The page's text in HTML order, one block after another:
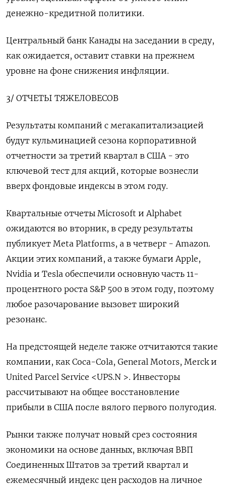
денежно-кредитной политики.
Центральный банк Канады на заседании в среду,
как ожидается, оставит ставки на прежнем
уровне на фоне снижения инфляции.
3/ ОТЧЕТЫ ТЯЖЕЛОВЕСОВ
Результаты компаний с мегакапитализацией
будут кульминацией сезона корпоративной
отчетности за третий квартал в США - это
ключевой тест для акций, которые вознесли
вверх фондовые индексы в этом году.
Квартальные отчеты Microsoft и Alphabet
ожидаются во вторник, в среду результаты
публикует Meta Platforms, а в четверг - Amazon.
Акции этих компаний, а также бумаги Apple,
Nvidia и Tesla обеспечили основную часть 11-
процентного роста S&P 500 в этом году, поэтому
любое разочарование вызовет широкий
резонанс.
На предстоящей неделе также отчитаются такие
компании, как Coca-Cola, General Motors, Merck и
United Parcel Service <UPS.N >. Инвесторы
рассчитывают на общее восстановление
прибыли в США после вялого первого полугодия.
Рынки также получат новый срез состояния
экономики на основе данных, включая ВВП
Соединенных Штатов за третий квартал и
ежемесячный индекс цен расходов на личное